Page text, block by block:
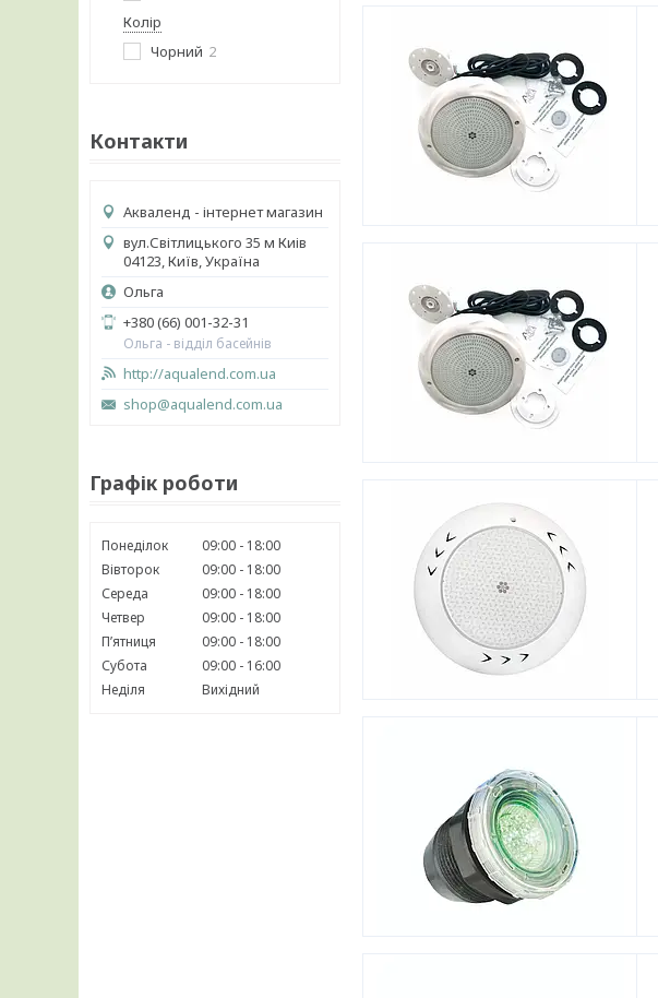
Колір
Чорний 2
Контакти
Акваленд - інтернет магазин
вул.Світлицького 35 м Киів
04123, Київ, Україна
Ольга
+380 (66) 001-32-31
Ольга - відділ басейнів
http://aqualend.com.ua
shop@aqualend.com.ua
Графік роботи
Понеділок 09:00
18:00
Вівторок
09:00
18:00
Середа
09:00
18:00
Четвер
09:00
18:00
Пʼятниця
09:00
18:00
Субота
09:00
16:00
Неділя
Вихідний